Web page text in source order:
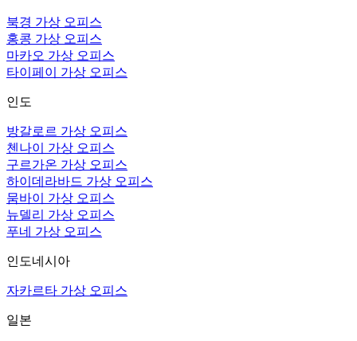
북경 가상 오피스
홍콩 가상 오피스
마카오 가상 오피스
타이페이 가상 오피스
인도
방갈로르 가상 오피스
첸나이 가상 오피스
구르가온 가상 오피스
하이데라바드 가상 오피스
뭄바이 가상 오피스
뉴델리 가상 오피스
푸네 가상 오피스
인도네시아
자카르타 가상 오피스
일본